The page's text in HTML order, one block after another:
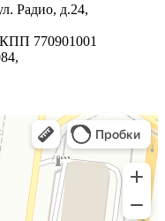
Радио, д.24,
770901001